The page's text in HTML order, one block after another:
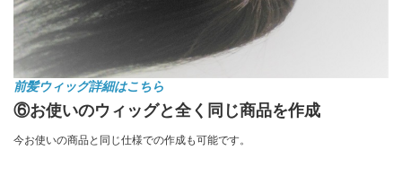
前髪ウィッグ詳細はこちら
⑥お使いのウィッグと全く同じ商品を作成
今お使いの商品と同じ仕様での作成も可能です。